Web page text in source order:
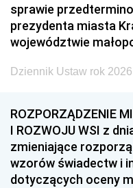
sprawie
prezydenta miasta
województwie
Dziennik Ustaw rok
ROZPORZĄDZENIE
I ROZWOJU WSI z
zmieniające
wzorów świadectw i
dotyczących oceny